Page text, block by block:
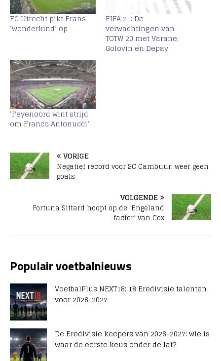
FC Utrecht pikt Frans
‘wonderkind’ op
FIFA 21: De
verwachtingen van
TOTW 20 met Varane,
Golovin en Depay
‘Feyenoord wint strijd
om Franco Antonucci’
VORIGE
Negatief record voor SC Cambuur: weer geen
goals
VOLGENDE
Fortuna Sittard hoopt op de ‘Engeland
factor’ van Cox
Populair voetbalnieuws
VoetbalPlus NEXT18: 18 Eredivisie talenten
voor 2026-2027
De Eredivisie keepers van 2026-2027: wie is
waar de eerste keus onder de lat?